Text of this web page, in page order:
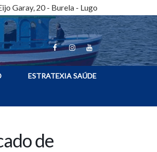
Garay, 20 - Burela - Lugo
ESTRATEXIA SAÚDE
de